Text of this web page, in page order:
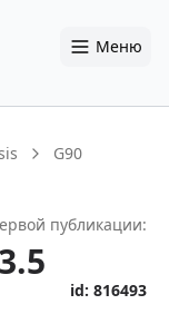
Меню
G90
публикации:
id: 816493